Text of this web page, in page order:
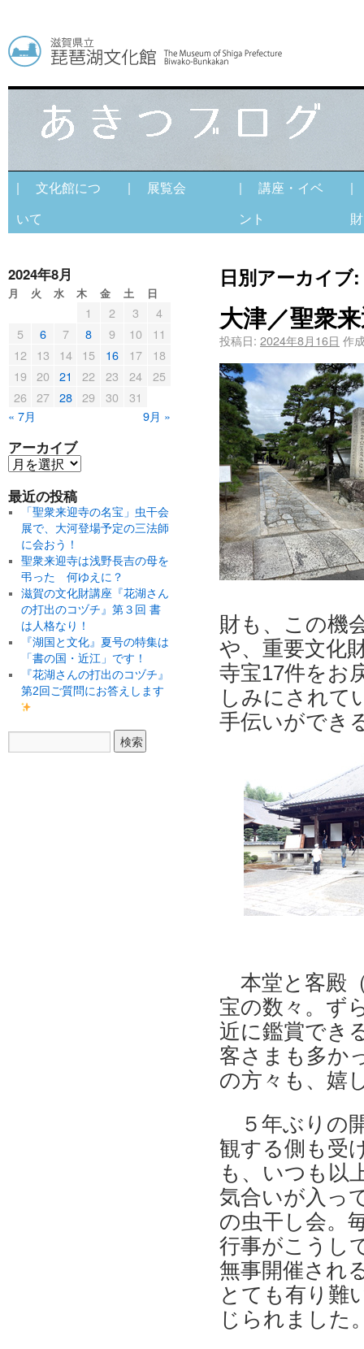
| 文化館につ
いて
| 展覧会
| 講座・イベ
ント
|
財
日別アーカイブ:
大津／聖衆
投稿日: 2024年8月16日 作
財も、この機
や、重要文化
寺宝17件をお
しみにされて
手伝いができ
本堂と客殿
宝の数々。ず
近に鑑賞でき
客さまも多か
の方々も、嬉
５年ぶりの
観する側も受
も、いつも以
気合いが入っ
の虫干し会。
行事がこうし
無事開催され
とても有り難
じられました
2024年8月
月 火 水 木 金 土 日
« 7月 9月 »
1 2 3
4
5
6 7 8 9 10
11
12
13 14 15 16 17
18
19
20 21 22 23 24
25
26
27 28 29 30 31
アーカイブ
最近の投稿
「聖衆来迎寺の名宝」虫干会
展で、大河登場予定の三法師
に会おう！
聖衆来迎寺は浅野長吉の母を
弔った 何ゆえに？
滋賀の文化財講座『花湖さん
の打出のコヅチ』第３回 書
は人格なり！
『湖国と文化』夏号の特集は
「書の国・近江」です！
『花湖さんの打出のコヅチ』
第2回ご質問にお答えします